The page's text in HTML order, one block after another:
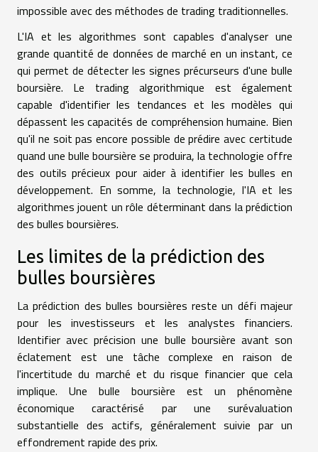
impossible avec des méthodes de trading traditionnelles.
L'IA et les algorithmes sont capables d'analyser une
grande quantité de données de marché en un instant, ce
qui permet de détecter les signes précurseurs d'une bulle
boursière. Le trading algorithmique est également
capable d'identifier les tendances et les modèles qui
dépassent les capacités de compréhension humaine. Bien
qu'il ne soit pas encore possible de prédire avec certitude
quand une bulle boursière se produira, la technologie offre
des outils précieux pour aider à identifier les bulles en
développement. En somme, la technologie, l'IA et les
algorithmes jouent un rôle déterminant dans la prédiction
des bulles boursières.
Les limites de la prédiction des
bulles boursières
La prédiction des bulles boursières reste un défi majeur
pour les investisseurs et les analystes financiers.
Identifier avec précision une bulle boursière avant son
éclatement est une tâche complexe en raison de
l'incertitude du marché et du risque financier que cela
implique. Une bulle boursière est un phénomène
économique caractérisé par une surévaluation
substantielle des actifs, généralement suivie par un
effondrement rapide des prix.